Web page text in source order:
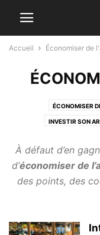
Accueil Économiser de
ÉCONOMISER
INVESTIR SON
À défaut d’en
d’économiser de
des points, des